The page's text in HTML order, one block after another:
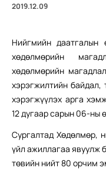
2019.12.09
Нийгмийн даатгалын
хөдөлмөрийн
хөдөлмөрийн
хэрэгжилтийн
хэрэгжүүлэх арга
12 дугаар сарын 06-ны
Сургалтад Хөдөлмөр,
үйл ажиллагаа явуулж
төвийн нийт 80 орчим